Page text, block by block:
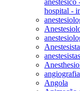
hospital -
Anestesista
anestesistas
angiografia
Angola